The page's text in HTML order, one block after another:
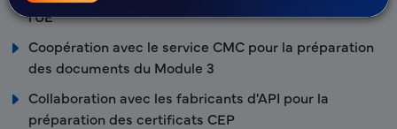
l'UE
Coopération avec le service CMC pour la préparation
des documents du Module 3
Collaboration avec les fabricants d'API pour la
préparation des certificats CEP